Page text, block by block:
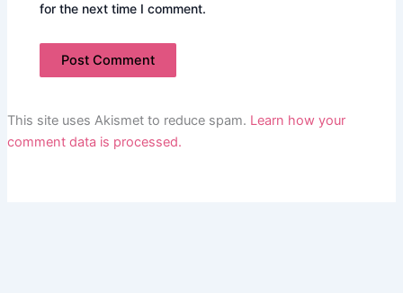
for the next time I comment.
This site uses Akismet to reduce spam. Learn how your
comment data is processed.